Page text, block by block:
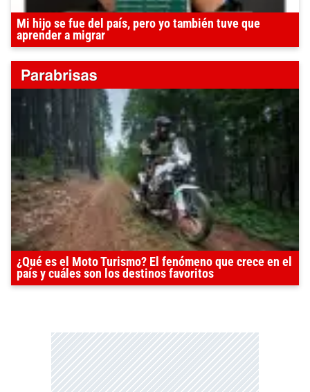
Mi hijo se fue del país, pero yo también tuve que
aprender a migrar
¿Qué es el Moto Turismo? El fenómeno que crece en el
país y cuáles son los destinos favoritos